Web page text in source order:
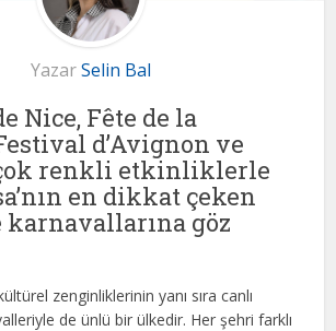
YazarSelin Bal
Nice, Fête de la
d’Avignon ve
renkli etkinliklerle
en dikkat çeken
göz
zenginliklerinin yanı sıra canlı
de ünlü bir ülkedir. Her şehri farklı